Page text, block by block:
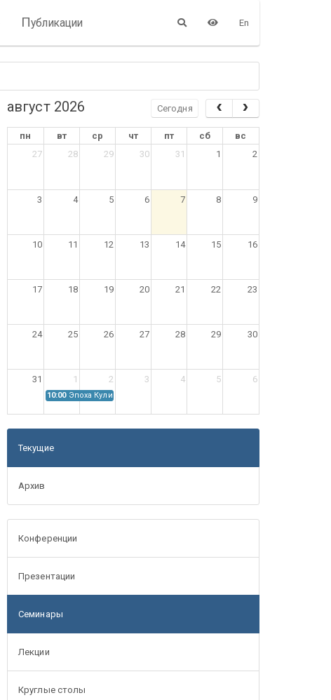
Публикации En
август 2026 Сегодня
пн вт ср чт пт сб
вс
27
28 29 30 31 1 2
3 4 5 6 7 8 9
10 11 12 13 14 15 16
17 18 19 20 21 22 23
24 25 26 27 28 29 30
31 1 2 3 4 5 6
10:00 Эпоха Куликовской битвы: Проблемы источниковедения
Текущие
Архив
Конференции
Презентации
Семинары
Лекции
Круглые столы